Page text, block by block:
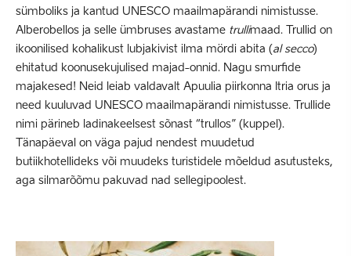
sümboliks ja kantud UNESCO maailmapärandi nimistusse.
Alberobellos ja selle ümbruses avastame trullimaad. Trullid on
ikoonilised kohalikust lubjakivist ilma mördi abita (al secco)
ehitatud koonusekujulised majad-onnid. Nagu smurfide
majakesed! Neid leiab valdavalt Apuulia piirkonna Itria orus ja
need kuuluvad UNESCO maailmapärandi nimistusse. Trullide
nimi pärineb ladinakeelsest sõnast “trullos” (kuppel).
Tänapäeval on väga pajud nendest muudetud
butiikhotellideks või muudeks turistidele mõeldud asutusteks,
aga silmarõõmu pakuvad nad sellegipoolest.